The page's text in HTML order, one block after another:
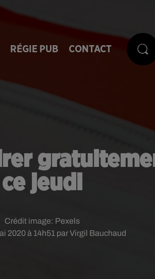
RÉGIE PUB CONTACT
ce jeudi
2020 à 14h51 par Virgil Bauchaud
Crédit image: Pexels